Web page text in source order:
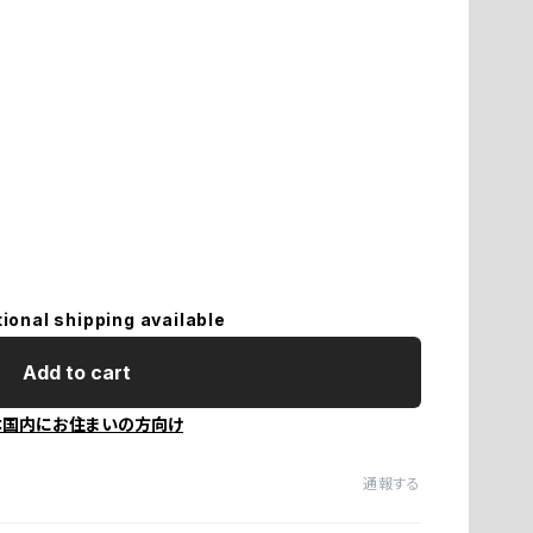
shipping available
Add to cart
内にお住まいの方向け
通報する